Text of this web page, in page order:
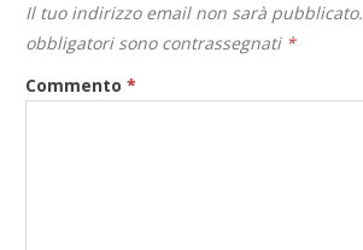
Il tuo indirizzo email non sarà pubblicato.
obbligatori sono contrassegnati *
Commento*